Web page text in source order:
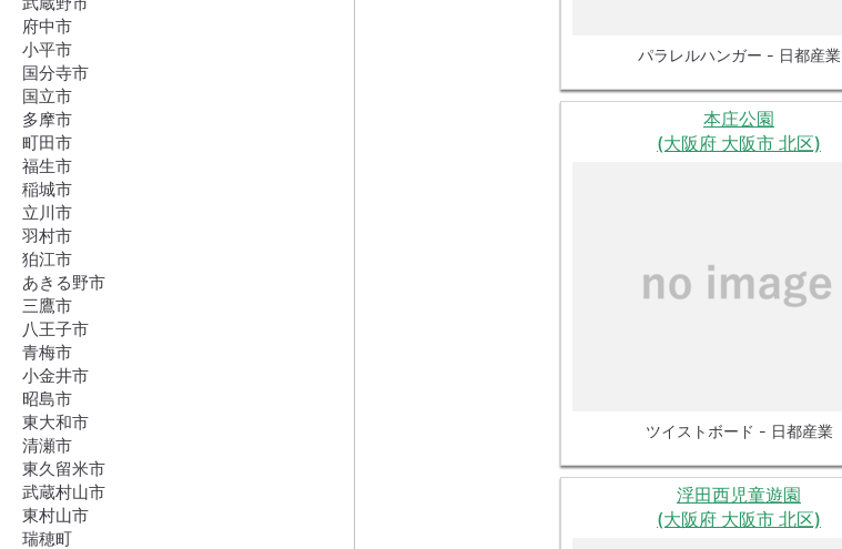
府中市
小平市
国分寺市
国立市
多摩市
町田市
福生市
稲城市
立川市
羽村市
狛江市
あきる野市
三鷹市
八王子市
青梅市
小金井市
昭島市
東大和市
清瀬市
東久留米市
武蔵村山市
東村山市
瑞穂町
パラレルハンガー - 日都産業
本庄公園
(大阪府 大阪市 北区)
ツイストボード - 日都産業
浮田西児童遊園
(大阪府 大阪市 北区)